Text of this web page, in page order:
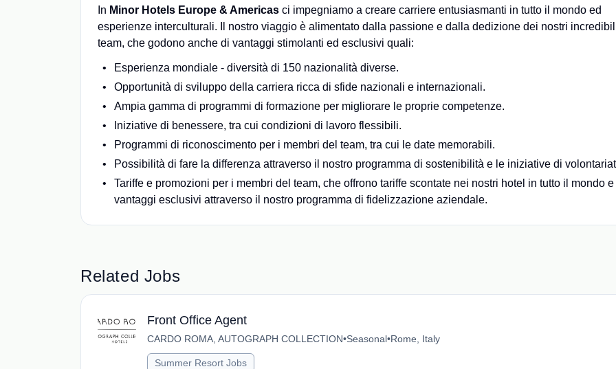
In Minor Hotels Europe & Americas ci impegniamo a creare carriere entusiasmanti in tutto il mondo ed
esperienze interculturali. Il nostro viaggio è alimentato dalla passione e dalla dedizione dei nostri
team, che godono anche di vantaggi stimolanti ed esclusivi quali:
Esperienza mondiale - diversità di 150 nazionalità diverse.
Opportunità di sviluppo della carriera ricca di sfide nazionali e internazionali.
Ampia gamma di programmi di formazione per migliorare le proprie competenze.
Iniziative di benessere, tra cui condizioni di lavoro flessibili.
Programmi di riconoscimento per i membri del team, tra cui le date memorabili.
Possibilità di fare la differenza attraverso il nostro programma di sostenibilità e le iniziative di
Tariffe e promozioni per i membri del team, che offrono tariffe scontate nei nostri hotel in tutto il mondo e
vantaggi esclusivi attraverso il nostro programma di fidelizzazione aziendale.
Related Jobs
Front Office Agent
CARDO ROMA, AUTOGRAPH COLLECTION•Seasonal•Rome, Italy
Summer Resort Jobs